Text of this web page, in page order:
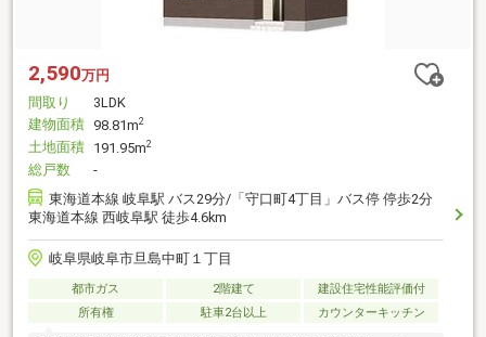
2,590万円
間取り
3LDK
建物面積 98.81m2
土地面積 191.95m2
総戸数
-
東海道本線 岐阜駅 バス29分/「守口町4丁目」バス停 停歩2分
東海道本線 西岐阜駅 徒歩4.6km
岐阜県岐阜市旦島中町１丁目
都市ガス 2階建て
建設住宅性能評価付
所有権
駐車2台以上 カウンターキッチン